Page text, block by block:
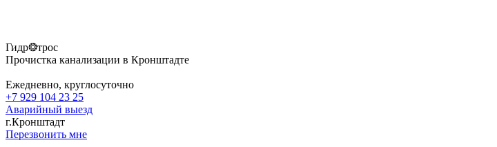
Гидр❂трос
Прочистка канализации в Кронштадте
Ежедневно, круглосуточно
+7 929 104 23 25
Аварийный выезд
г.Кронштадт
Перезвонить мне